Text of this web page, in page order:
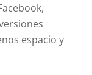
espacio y